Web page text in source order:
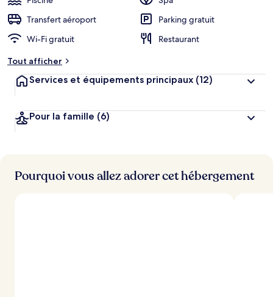
Transfert aéroport
Parking gratuit
Wi-Fi gratuit
Restaurant
Tout afficher
Services et équipements principaux (12)
Pour la famille (6)
Pourquoi vous allez adorer cet hébergement